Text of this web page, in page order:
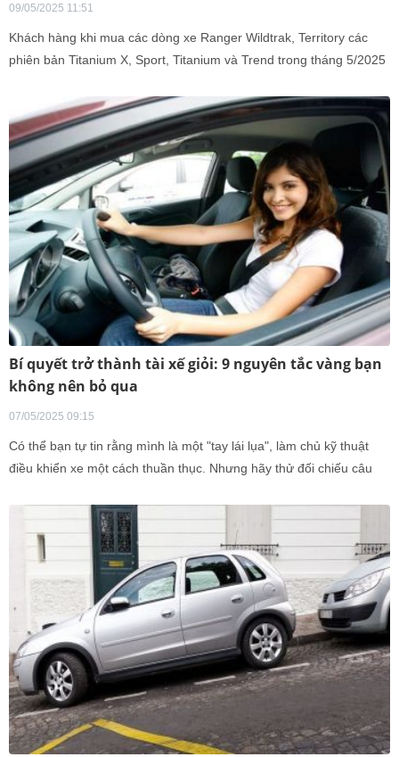
09/05/2025 11:51
Khách hàng khi mua các dòng xe Ranger Wildtrak, Territory các
phiên bản Titanium X, Sport, Titanium và Trend trong tháng 5/2025
Bí quyết trở thành tài xế giỏi: 9 nguyên tắc vàng bạn
không nên bỏ qua
07/05/2025 09:15
Có thể bạn tự tin rằng mình là một "tay lái lụa", làm chủ kỹ thuật
điều khiển xe một cách thuần thục. Nhưng hãy thử đối chiếu câu
hàng trăm nghìn kilomet mà chưa từng vướng vào một vụ tai nạn
nào liệu bạn có đang nghĩ giống họ?